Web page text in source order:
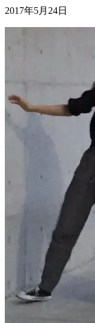
2017年5月24日